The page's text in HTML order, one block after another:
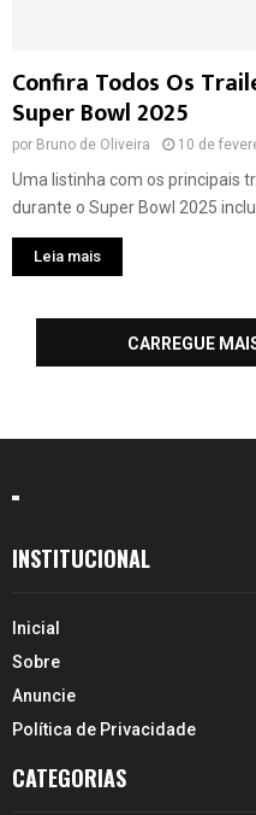
Confira Todos Os
Super Bowl 2025
por Bruno de Oliveira 10 de
Uma listinha com os principais
durante o Super Bowl 2025
Leia mais
CARREGUE
INSTITUCIONAL
Inicial
Sobre
Anuncie
Política de Privacidade
CATEGORIAS